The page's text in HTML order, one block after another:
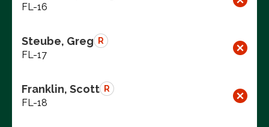
FL-16
Steube, Greg R
FL-17
Franklin, Scott R
FL-18